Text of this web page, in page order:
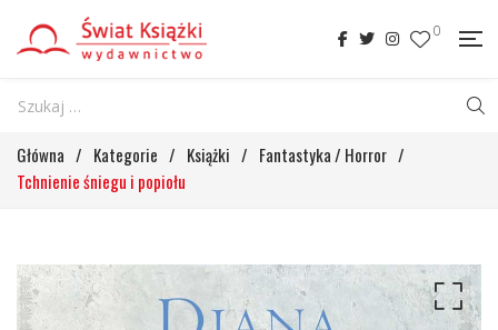
0
Główna / Kategorie / Książki / Fantastyka / Horror /
Tchnienie śniegu i popiołu